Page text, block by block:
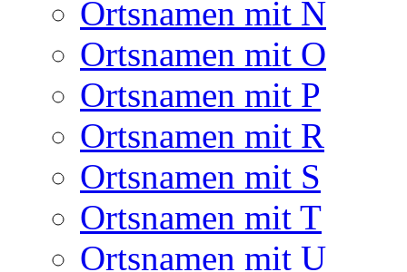
Ortsnamen mit N
Ortsnamen mit O
Ortsnamen mit P
Ortsnamen mit R
Ortsnamen mit S
Ortsnamen mit T
Ortsnamen mit U